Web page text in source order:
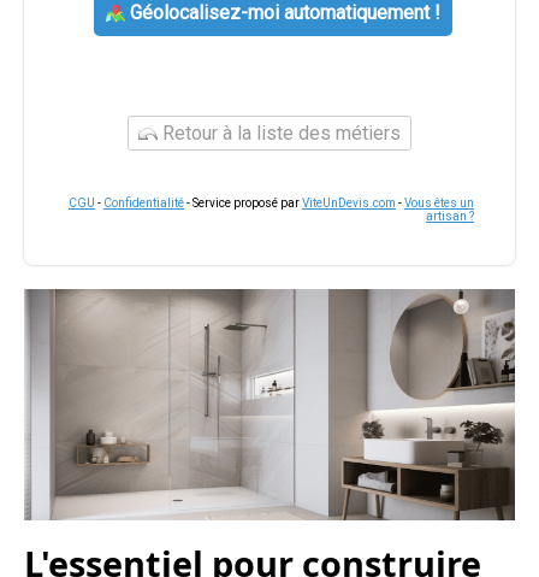
Géolocalisez-moi automatiquement !
Retour à la liste des métiers
CGU - Confidentialité- Service proposé parViteUnDevis.com -Vous êtes un
artisan ?
L'essentiel pour construire